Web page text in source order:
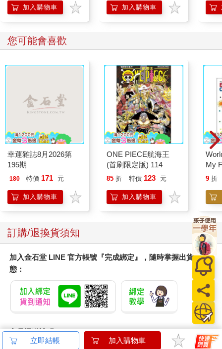
加入購物車 加入購物車
您可能會喜歡
幸運雜誌8月2026第
195期
180 特價 171 元
加入購物車
ONE PIECE航海王
(首刷限定版) 114
85 折 特價 123 元
加入購物車
My
9 折
訂購/退換貨須知
加入金石堂 LINE 官方帳號『完成綁定』，隨時掌握出貨動
態：
商品運送說明：
本公司所提供的產品配送區域範圍目前僅限台灣本島。注
立即結帳 加入購物車